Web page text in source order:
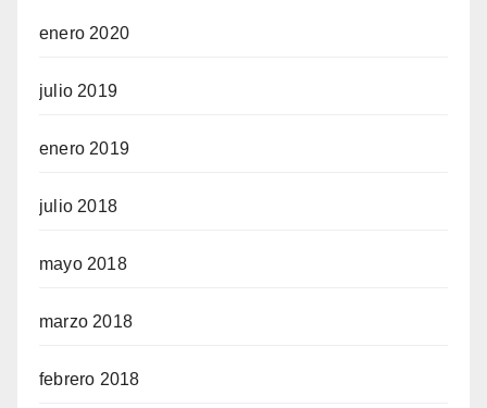
enero 2020
julio 2019
enero 2019
julio 2018
mayo 2018
marzo 2018
febrero 2018